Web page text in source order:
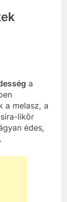
a
a melasz, a
likőr
édes,